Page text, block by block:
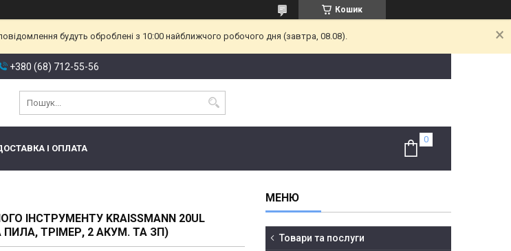
Кошик
будуть оброблені з 10:00 найближчого робочого дня (завтра, 08.08).
+380 (68) 712-55-56
І ОПЛАТА
ІНСТРУМЕНТУ KRAISSMANN 20UL
ТРІМЕР, 2 АКУМ. ТА ЗП)
Товари та послуги